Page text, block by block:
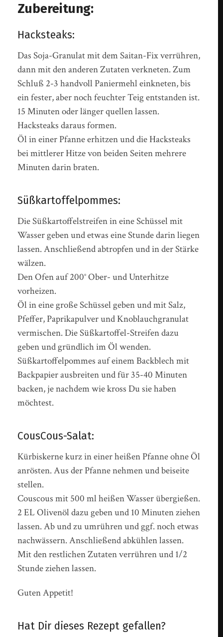
Zubereitung:
Hacksteaks:
Das Soja-Granulat mit dem Saitan-Fix verrühren,
dann mit den anderen Zutaten verkneten. Zum
Schluß 2-3 handvoll Paniermehl einkneten, bis
ein fester, aber noch feuchter Teig entstanden ist.
15 Minuten oder länger quellen lassen.
Hacksteaks daraus formen.
Öl in einer Pfanne erhitzen und die Hacksteaks
bei mittlerer Hitze von beiden Seiten mehrere
Minuten darin braten.
Süßkartoffelpommes:
Die Süßkartoffelstreifen in eine Schüssel mit
Wasser geben und etwas eine Stunde darin liegen
lassen. Anschließend abtropfen und in der Stärke
wälzen.
Den Ofen auf 200° Ober- und Unterhitze
vorheizen.
Öl in eine große Schüssel geben und mit Salz,
Pfeffer, Paprikapulver und Knoblauchgranulat
vermischen. Die Süßkartoffel-Streifen dazu
geben und gründlich im Öl wenden.
Süßkartoffelpommes auf einem Backblech mit
Backpapier ausbreiten und für 35-40 Minuten
backen, je nachdem wie kross Du sie haben
möchtest.
CousCous-Salat:
Kürbiskerne kurz in einer heißen Pfanne ohne Öl
anrösten. Aus der Pfanne nehmen und beiseite
stellen.
Couscous mit 500 ml heißen Wasser übergießen.
2 EL Olivenöl dazu geben und 10 Minuten ziehen
lassen. Ab und zu umrühren und ggf. noch etwas
nachwässern. Anschließend abkühlen lassen.
Mit den restlichen Zutaten verrühren und 1/2
Stunde ziehen lassen.
Guten Appetit!
Hat Dir dieses Rezept gefallen?